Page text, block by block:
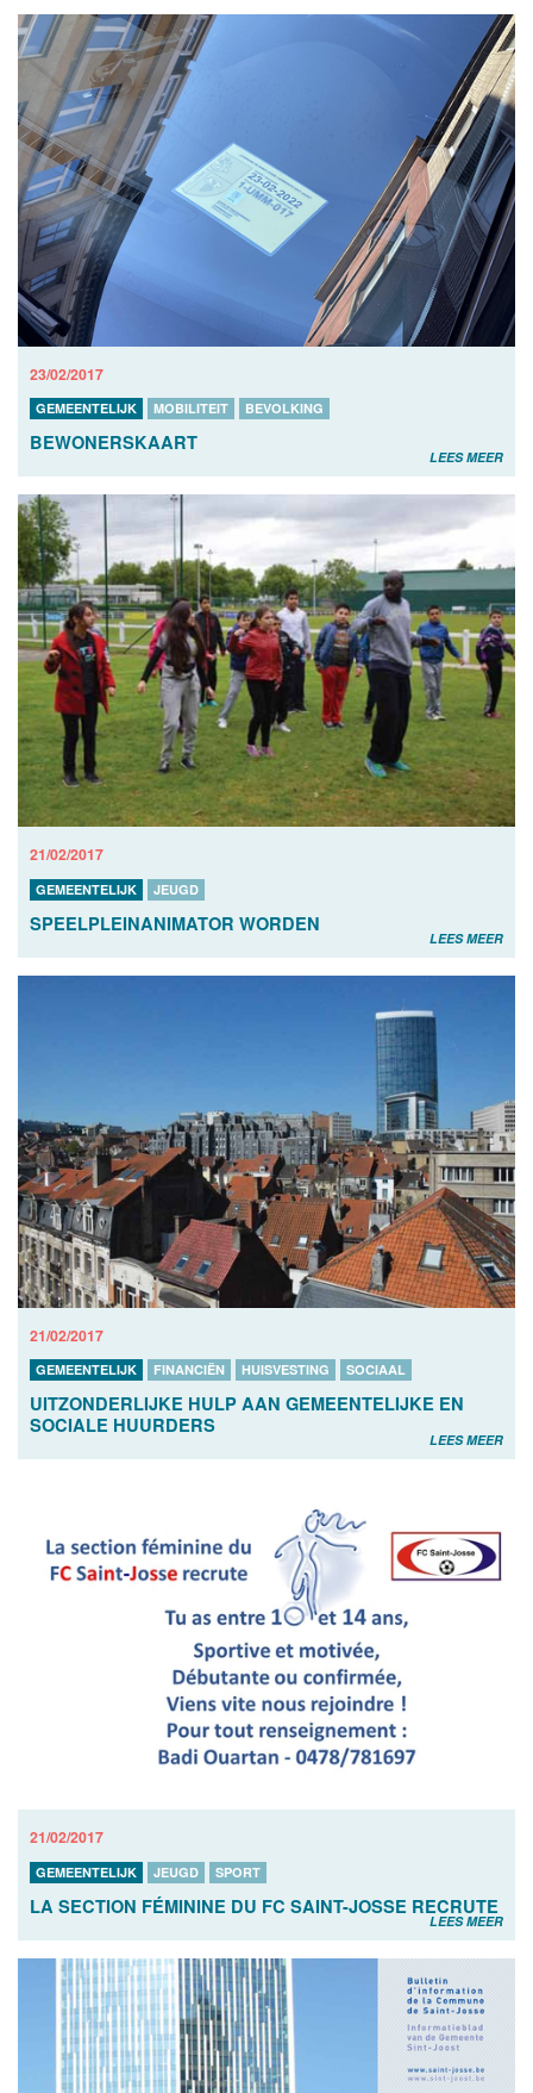
23/02/2017
GEMEENTELIJK MOBILITEIT BEVOLKING
BEWONERSKAART
LEES MEER
21/02/2017
GEMEENTELIJK JEUGD
SPEELPLEINANIMATOR WORDEN
LEES MEER
21/02/2017
GEMEENTELIJK FINANCIËN HUISVESTING SOCIAAL
UITZONDERLIJKE HULP AAN GEMEENTELIJKE EN
SOCIALE HUURDERS
LEES MEER
21/02/2017
GEMEENTELIJK JEUGD SPORT
LA SECTION FÉMININE DU FC SAINT-JOSSE RECRUTE
LEES MEER